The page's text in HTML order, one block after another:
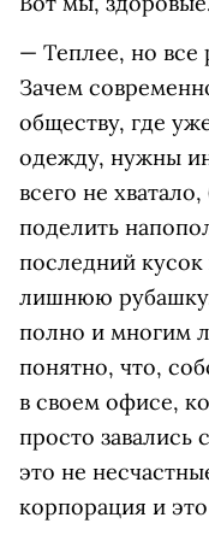
— Теплее, но все
Зачем
обществу, где
одежду, нужны
всего не
поделить
последний кусок
лишнюю
полно и многим
понятно, что,
в своем офисе,
просто
это не
корпорация и